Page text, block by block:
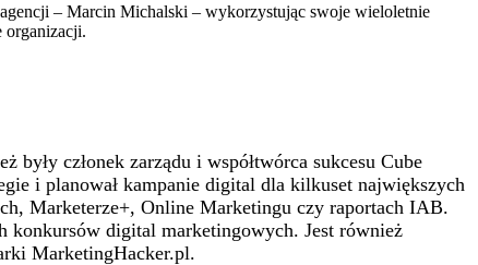
– Marcin Michalski – wykorzystując swoje wieloletnie
organizacji.
członek zarządu i współtwórca sukcesu Cube
i planował kampanie digital dla kilkuset największych
Marketerze+, Online Marketingu czy raportach IAB.
konkursów digital marketingowych. Jest również
MarketingHacker.pl.